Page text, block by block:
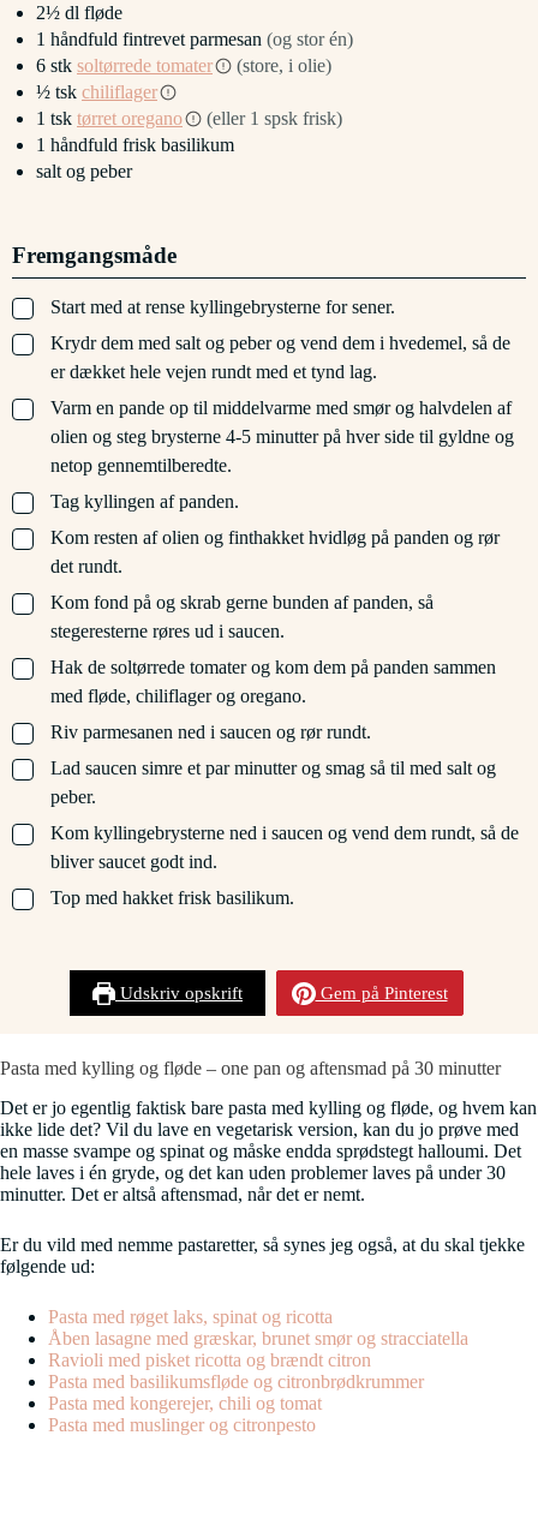
2½ dl fløde
1 håndfuld fintrevet parmesan (og stor én)
6 stk soltørrede tomater
(store, i olie)
½ tsk chiliflager
1 tsk tørret oregano
(eller 1 spsk frisk)
1 håndfuld frisk basilikum
salt og peber
Fremgangsmåde
▢
Start med at rense kyllingebrysterne for sener.
▢
Krydr dem med salt og peber og vend dem i hvedemel, så de
er dækket hele vejen rundt med et tynd lag.
▢
Varm en pande op til middelvarme med smør og halvdelen af
olien og steg brysterne 4-5 minutter på hver side til gyldne og
netop gennemtilberedte.
▢
Tag kyllingen af panden.
▢
Kom resten af olien og finthakket hvidløg på panden og rør
det rundt.
▢
Kom fond på og skrab gerne bunden af panden, så
stegeresterne røres ud i saucen.
▢
Hak de soltørrede tomater og kom dem på panden sammen
med fløde, chiliflager og oregano.
▢
Riv parmesanen ned i saucen og rør rundt.
▢
Lad saucen simre et par minutter og smag så til med salt og
peber.
▢
Kom kyllingebrysterne ned i saucen og vend dem rundt, så de
bliver saucet godt ind.
▢
Top med hakket frisk basilikum.
Udskriv opskrift Gem på Pinterest
Pasta med kylling og fløde – one pan og aftensmad på 30 minutter
Det er jo egentlig faktisk bare pasta med kylling og fløde, og hvem kan
ikke lide det? Vil du lave en vegetarisk version, kan du jo prøve med
en masse svampe og spinat og måske endda sprødstegt halloumi. Det
hele laves i én gryde, og det kan uden problemer laves på under 30
minutter. Det er altså aftensmad, når det er nemt.
Er du vild med nemme pastaretter, så synes jeg også, at du skal tjekke
følgende ud:
Pasta med røget laks, spinat og ricotta
Åben lasagne med græskar, brunet smør og stracciatella
Ravioli med pisket ricotta og brændt citron
Pasta med basilikumsfløde og citronbrødkrummer
Pasta med kongerejer, chili og tomat
Pasta med muslinger og citronpesto